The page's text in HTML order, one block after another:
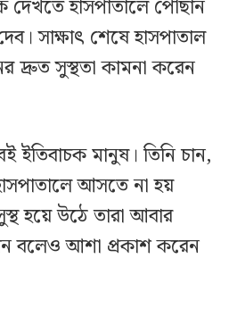
দেখতে হাসপাতালে পৌঁছান
সাক্ষাৎ শেষে হাসপাতাল
দ্রুত সুস্থতা কামনা করেন
ইতিবাচক মানুষ। তিনি চান,
আসতে না হয়
হয়ে উঠে তারা আবার
বলেও আশা প্রকাশ করেন